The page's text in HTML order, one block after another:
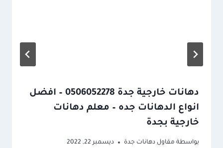
دهانات خارجية جدة 0506052278 – افضل
انواع الدهانات جده – معلم دهانات
خارجية بجدة
بواسطة مقاول دهانات جدة ديسمبر 22, 2022